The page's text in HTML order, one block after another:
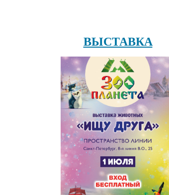
ВЫСТАВКА